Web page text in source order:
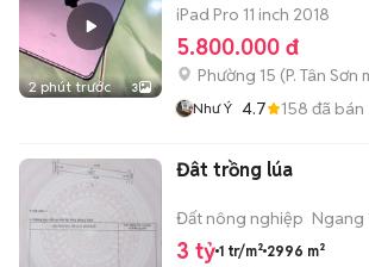
2 phút trước 3
iPad Pro 11 inch 2018
5.800.000 đ
Phường 15 (P. Tân Sơn
Như Ý 4.7 158 đã bán
Đât trồng lúa
Đất nông nghiệp Ngang
3 tỷ 1 tr/m² 2996 m²